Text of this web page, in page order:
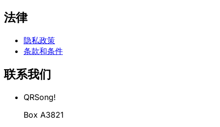
法律
隐私政策
条款和条件
联系我们
QRSong!
Box A3821